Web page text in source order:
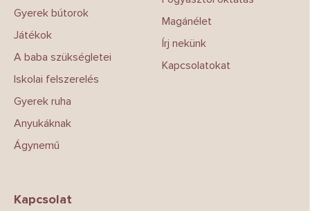
Gyerek bútorok
Játékok
A baba szükségletei
Iskolai felszerelés
Gyerek ruha
Anyukáknak
Ágynemű
Magánélet
Írj nekünk
Kapcsolatokat
Kapcsolat